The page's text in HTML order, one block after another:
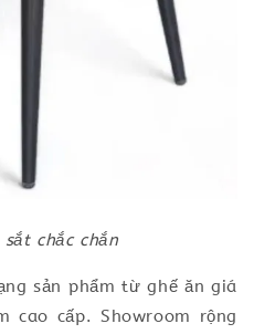
chắc chắn
sản phẩm từ ghế ăn giá
cao cấp. Showroom rộng